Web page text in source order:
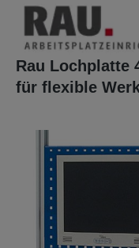
Rau Lochplatte
für flexible
Bildergalerie